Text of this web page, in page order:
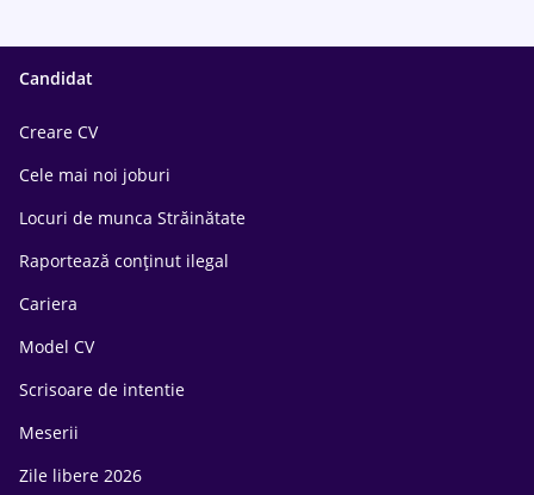
Candidat
Creare CV
Cele mai noi joburi
Locuri de munca Străinătate
Raportează conținut ilegal
Cariera
Model CV
Scrisoare de intentie
Meserii
Zile libere 2026